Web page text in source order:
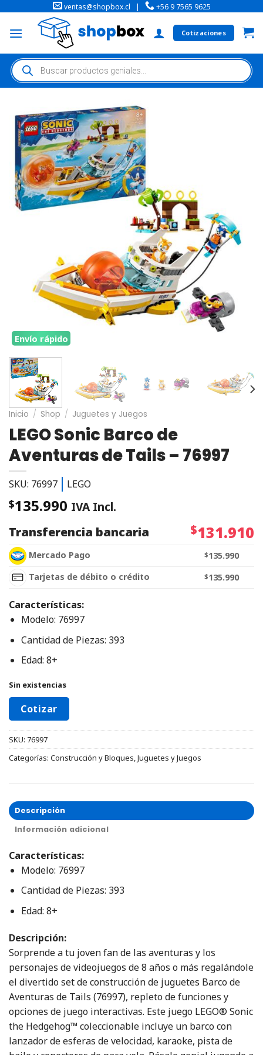
ventas@shopbox.cl | +56 9 7565 9625
Cotizaciones
Envío rápido
Inicio / Shop / Juguetes y Juegos
LEGO Sonic Barco de
Aventuras de Tails – 76997
SKU: 76997 LEGO
$135.990 IVA Incl.
Transferencia bancaria
$131.910
Mercado Pago $135.990
Tarjetas de débito o crédito
$135.990
Características:
Modelo: 76997
Cantidad de Piezas: 393
Edad: 8+
Sin existencias
Cotizar
SKU: 76997
Categorías: Construcción y Bloques,Juguetes y Juegos
Descripción
Información adicional
Características:
Modelo: 76997
Cantidad de Piezas: 393
Edad: 8+
Descripción:
Sorprende a tu joven fan de las aventuras y los
personajes de videojuegos de 8 años o más regalándole
el divertido set de construcción de juguetes Barco de
Aventuras de Tails (76997), repleto de funciones y
opciones de juego interactivas. Este juego LEGO® Sonic
the Hedgehog™ coleccionable incluye un barco con
lanzador de esferas de velocidad, karaoke, pista de